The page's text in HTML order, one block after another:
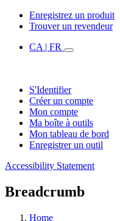
Enregistrez un produit
Trouver un revendeur
CA | FR
S'Identifier
Créer un compte
Mon compte
Ma boîte à outils
Mon tableau de bord
Enregistrer un outil
Accessibility Statement
Breadcrumb
Home